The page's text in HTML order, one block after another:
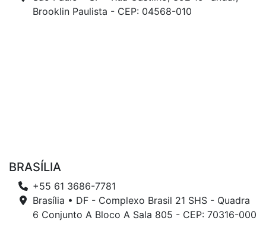
Brooklin Paulista - CEP: 04568-010
BRASÍLIA
+55 61 3686-7781
Brasília • DF - Complexo Brasil 21 SHS - Quadra
6 Conjunto A Bloco A Sala 805 - CEP: 70316-000